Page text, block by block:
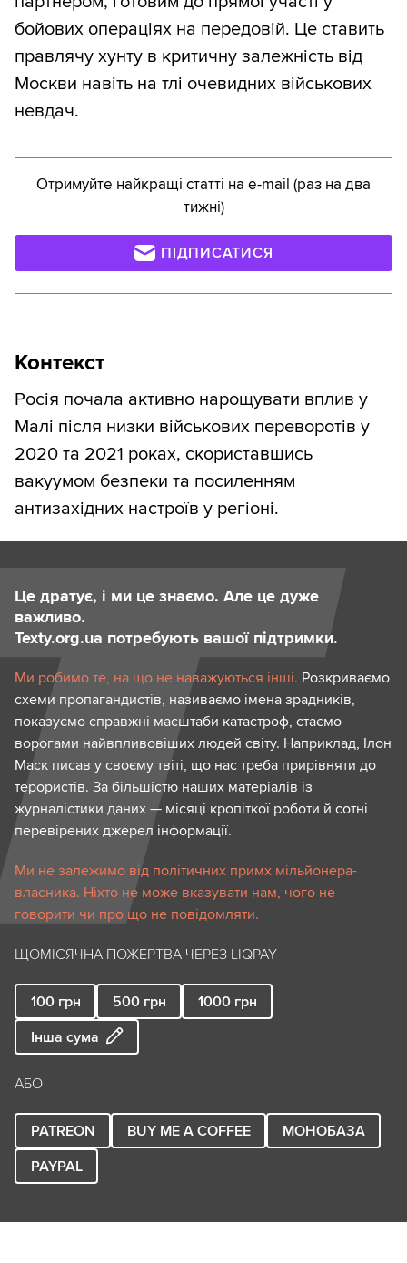
бойових операціях на передовій. Це ставить
правлячу хунту в критичну залежність від
Москви навіть на тлі очевидних військових
невдач.
Отримуйте найкращі статті на e-mail (раз на два
тижні)
ПІДПИСАТИСЯ
Контекст
Росія почала активно нарощувати вплив у
Малі після низки військових переворотів у
2020 та 2021 роках, скориставшись
вакуумом безпеки та посиленням
антизахідних настроїв у регіоні.
Це дратує, і ми це знаємо. Але це дуже
важливо.
Texty.org.ua потребують вашої підтримки.
Ми робимо те, на що не наважуються інші. Розкриваємо
схеми пропагандистів, називаємо імена зрадників,
показуємо справжні масштаби катастроф, стаємо
ворогами найвпливовіших людей світу. Наприклад, Ілон
Маск писав у своєму твіті, що нас треба прирівняти до
терористів. За більшістю наших матеріалів із
журналістики даних — місяці кропіткої роботи й сотні
перевірених джерел інформації.
Ми не залежимо від політичних примх мільйонера-
власника. Ніхто не може вказувати нам, чого не
говорити чи про що не повідомляти.
ЩОМІСЯЧНА ПОЖЕРТВА ЧЕРЕЗ LIQPAY
100 грн 500 грн 1000 грн
Інша сума
АБО
PATREON BUY ME A COFFEE
МОНОБАЗА
PAYPAL